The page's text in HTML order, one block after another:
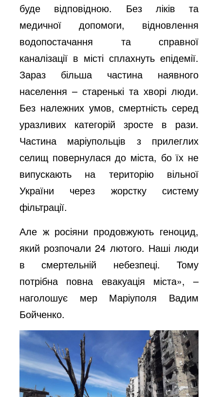
буде відповідною. Без ліків та
медичної допомоги, відновлення
водопостачання та справної
каналізації в місті сплахнуть епідемії.
Зараз більша частина наявного
населення – старенькі та хворі люди.
Без належних умов, смертність серед
уразливих категорій зросте в рази.
Частина маріупольців з прилеглих
селищ повернулася до міста, бо їх не
випускають на територію вільної
України через жорстку систему
фільтрації.
Але ж росіяни продовжують геноцид,
який розпочали 24 лютого. Наші люди
в смертельній небезпеці. Тому
потрібна повна евакуація міста», –
наголошує мер Маріуполя Вадим
Бойченко.